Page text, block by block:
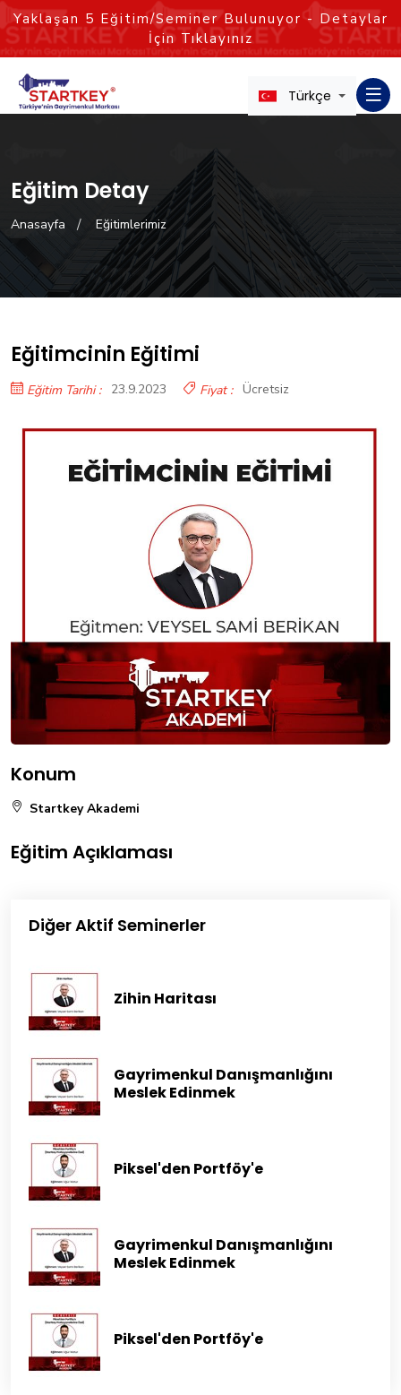
Yaklaşan 5 Eğitim/Seminer Bulunuyor - Detaylar
İçin Tıklayınız
Türkçe
Eğitim Detay
Anasayfa Eğitimlerimiz
Eğitimcinin Eğitimi
Eğitim Tarihi : 23.9.2023 Fiyat : Ücretsiz
Konum
Startkey Akademi
Eğitim Açıklaması
Diğer Aktif Seminerler
Zihin Haritası
Gayrimenkul Danışmanlığını
Meslek Edinmek
Piksel'den Portföy'e
Gayrimenkul Danışmanlığını
Meslek Edinmek
Piksel'den Portföy'e